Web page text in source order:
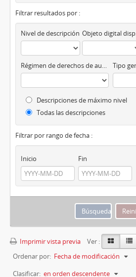
Filtrar resultados por :
Nivel de descripción
Régimen de derechos de autor Tipo
Descripciones de máximo nivel
Todas las descripciones
Filtrar por rango de fecha :
Inicio Fin
Imprimir vista previa
Ver :
Ordenar por: Fecha de modificación
Clasificar: en orden descendente